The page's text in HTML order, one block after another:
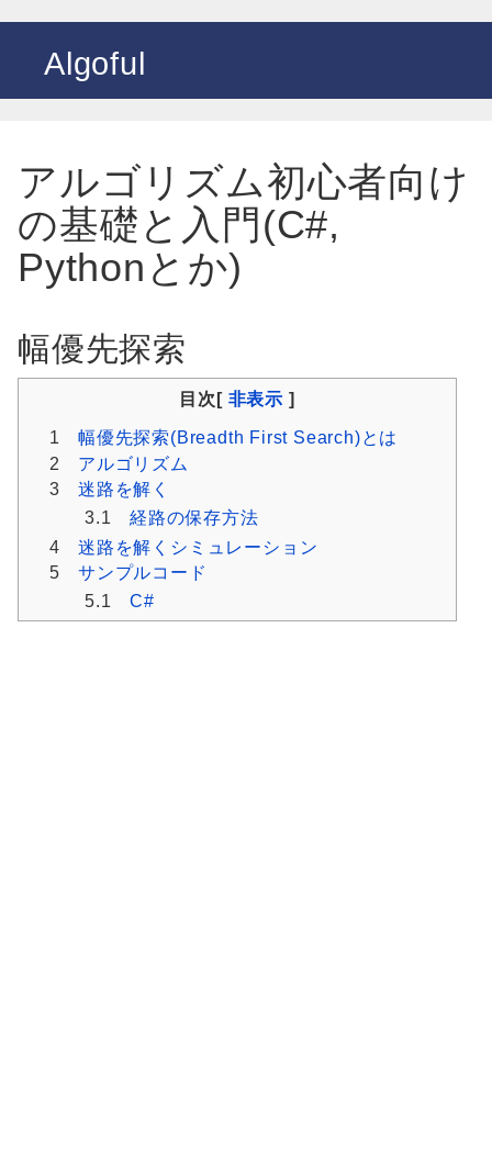
Algoful
アルゴリズム初心者向け
の基礎と入門(C#,
Pythonとか)
幅優先探索
目次[ 非表示 ]
1
幅優先探索(Breadth First Search)とは
2
アルゴリズム
3
迷路を解く
3.1
経路の保存方法
4
迷路を解くシミュレーション
5
サンプルコード
5.1
C#